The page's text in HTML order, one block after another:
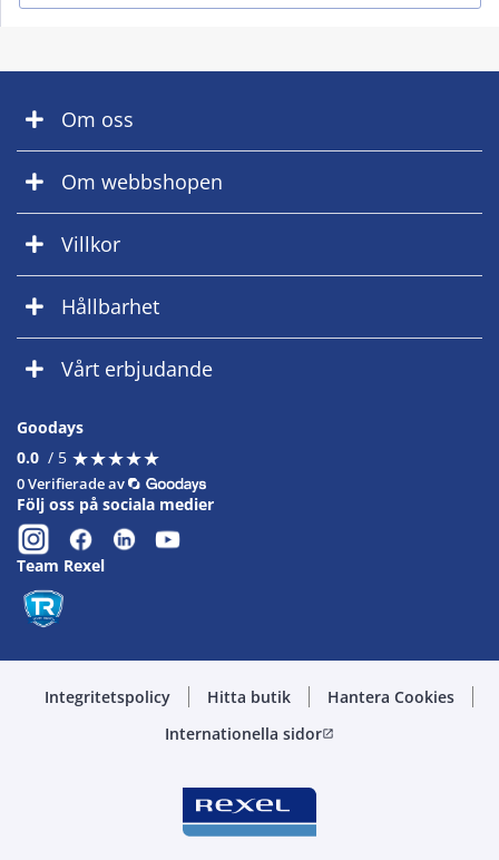
Om oss
Om webbshopen
Villkor
Hållbarhet
Vårt erbjudande
Goodays
0.0 / 5 ★★★★★
★★★★★
0 Verifierade av
Följ oss på sociala medier
Team Rexel
Integritetspolicy Hitta butik
Hantera Cookies
Internationella sidoropen_in_new